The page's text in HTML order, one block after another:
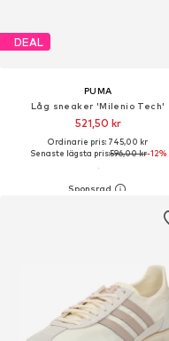
DEAL
PUMA
Låg sneaker 'Milenio Tech'
521,50 kr
Ordinarie pris: 745,00 kr
Senaste lägsta pris:596,00 kr-12%